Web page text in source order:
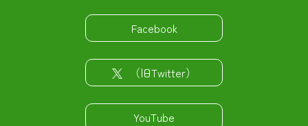
Facebook
（旧Twitter）
YouTube